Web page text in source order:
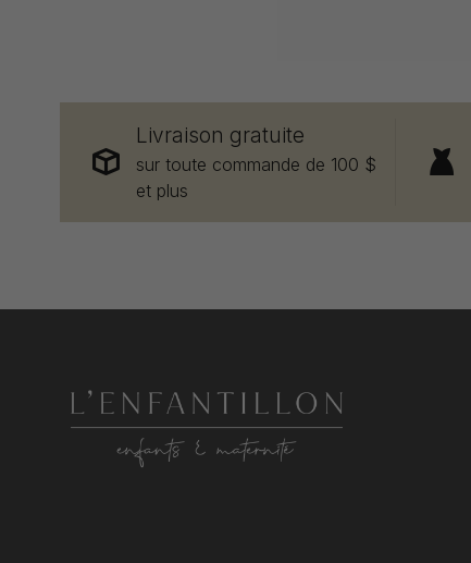
Livraison gratuite
sur toute commande de 100 $
et plus